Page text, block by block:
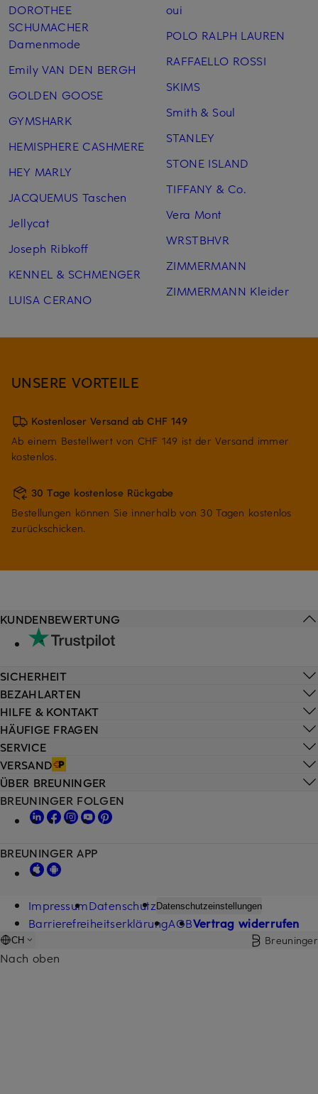
DOROTHEE
SCHUMACHER
Damenmode
Emily VAN DEN BERGH
GOLDEN GOOSE
GYMSHARK
HEMISPHERE CASHMERE
HEY MARLY
JACQUEMUS Taschen
Jellycat
Joseph Ribkoff
KENNEL & SCHMENGER
LUISA CERANO
oui
POLO RALPH LAUREN
RAFFAELLO ROSSI
SKIMS
Smith & Soul
STANLEY
STONE ISLAND
TIFFANY & Co.
Vera Mont
WRSTBHVR
ZIMMERMANN
ZIMMERMANN Kleider
UNSERE VORTEILE
Kostenloser Versand ab CHF 149
Ab einem Bestellwert von CHF 149 ist der Versand immer
kostenlos.
30 Tage kostenlose Rückgabe
Bestellungen können Sie innerhalb von 30 Tagen kostenlos
zurückschicken.
HILFE & KONTAKT
HÄUFIGE FRAGEN
SERVICE
VERSAND
KUNDENBEWERTUNG
SICHERHEIT
BEZAHLARTEN
ÜBER BREUNINGER
BREUNINGER FOLGEN
BREUNINGER APP
ImpressumDatenschutzDatenschutzeinstellungen
BarrierefreiheitserklärungAGBVertrag widerrufen
CH Breuninger
Nach oben